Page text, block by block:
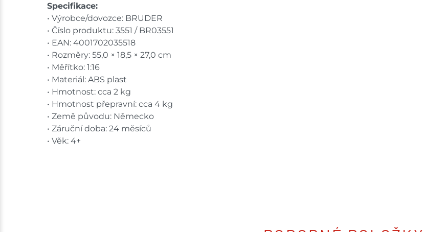
Specifikace:
• Výrobce/dovozce: BRUDER
• Číslo produktu: 3551 / BR03551
• EAN: 4001702035518
• Rozměry: 55,0 × 18,5 × 27,0 cm
• Měřítko: 1:16
• Materiál: ABS plast
• Hmotnost: cca 2 kg
• Hmotnost přepravní: cca 4 kg
• Země původu: Německo
• Záruční doba: 24 měsíců
• Věk: 4+